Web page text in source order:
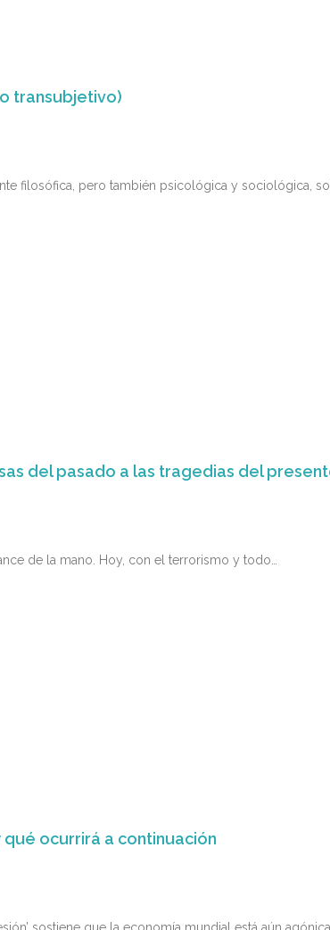
transubjetivo)
filosófica, pero también psicológica y sociológica,
del pasado a las tragedias del
de la mano. Hoy, con el terrorismo y todo…
ocurrirá a continuación